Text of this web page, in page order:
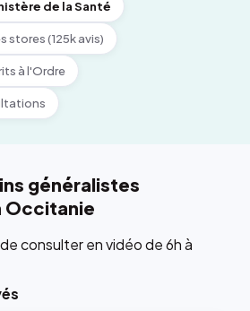
de la Santé
stores (125k avis)
à l'Ordre
généralistes
Occitanie
consulter en vidéo de 6h à